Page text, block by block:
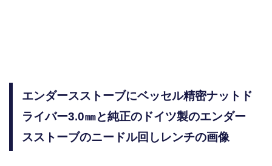
エンダースストーブにベッセル精密ナットド
ライバー3.0㎜と純正のドイツ製のエンダー
スストーブのニードル回しレンチの画像